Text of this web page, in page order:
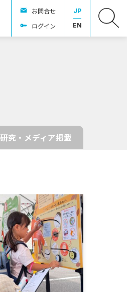
お問合せ
ログイン
JP
EN
研究・メディア掲載